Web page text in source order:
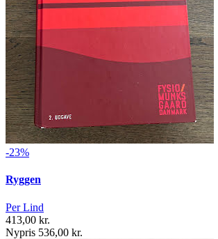
-23%
Ryggen
Per Lind
413,00 kr.
Nypris 536,00 kr.